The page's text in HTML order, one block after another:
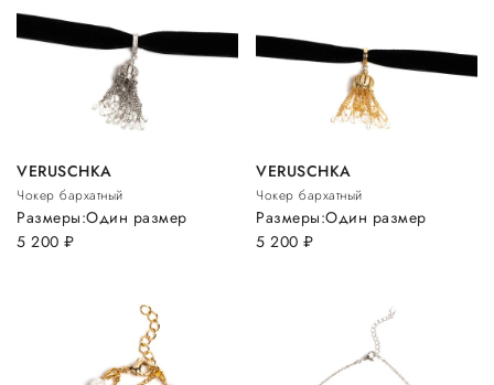
VERUSCHKA
Чокер бархатный
5 200 руб.
Размеры:Один размер
VERUSCHKA
Чокер бархатный
5 200руб.
Размеры:Один размер